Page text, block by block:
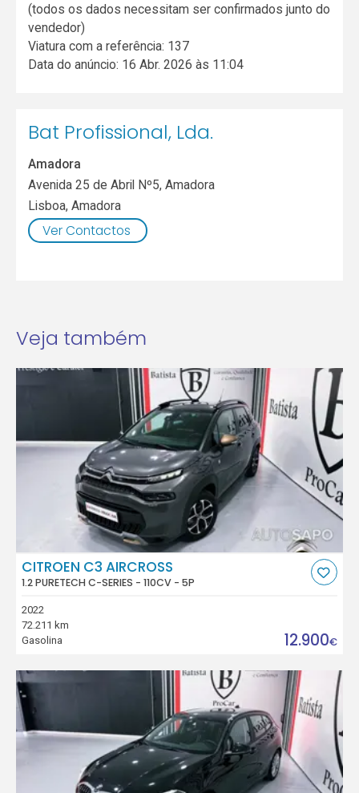
(todos os dados necessitam ser confirmados junto do
vendedor)
Viatura com a referência: 137
Data do anúncio: 16 Abr. 2026 às 11:04
Bat Profissional, Lda.
Amadora
Avenida 25 de Abril Nº5, Amadora
Lisboa,Amadora
Ver Contactos
Veja também
CITROEN C3 AIRCROSS
1.2 PURETECH C-SERIES - 110CV - 5P
2022
72.211 km
Gasolina
12.900€